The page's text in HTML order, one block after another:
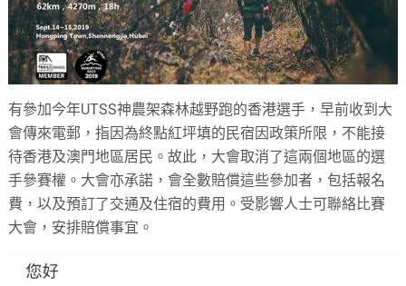
有參加今年UTSS神農架森林越野跑的香港選手，早前收到大
會傳來電郵，指因為終點紅坪填的民宿因政策所限，不能接
待香港及澳門地區居民。故此，大會取消了這兩個地區的選
手參賽權。大會亦承諾，會全數賠償這些參加者，包括報名
費，以及預訂了交通及住宿的費用。受影響人士可聯絡比賽
大會，安排賠償事宜。